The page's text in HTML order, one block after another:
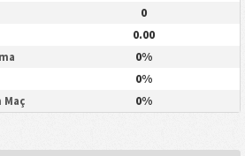
0
0.00
0%
0%
Maç 0%